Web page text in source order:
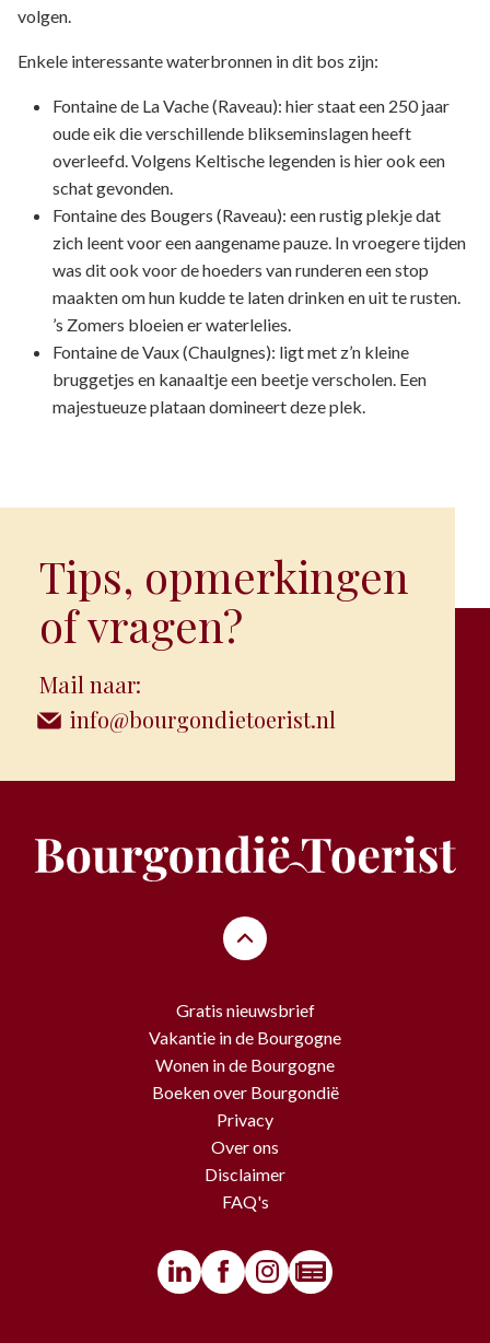
volgen.
Enkele interessante waterbronnen in dit bos zijn:
Fontaine de La Vache (Raveau): hier staat een 250 jaar
oude eik die verschillende blikseminslagen heeft
overleefd. Volgens Keltische legenden is hier ook een
schat gevonden.
Fontaine des Bougers (Raveau): een rustig plekje dat
zich leent voor een aangename pauze. In vroegere tijden
was dit ook voor de hoeders van runderen een stop
maakten om hun kudde te laten drinken en uit te rusten.
’s Zomers bloeien er waterlelies.
Fontaine de Vaux (Chaulgnes): ligt met z’n kleine
bruggetjes en kanaaltje een beetje verscholen. Een
majestueuze plataan domineert deze plek.
Tips, opmerkingen
of vragen?
Mail naar:
info@bourgondietoerist.nl
Gratis nieuwsbrief
Vakantie in de Bourgogne
Wonen in de Bourgogne
Boeken over Bourgondië
Privacy
Over ons
Disclaimer
FAQ's